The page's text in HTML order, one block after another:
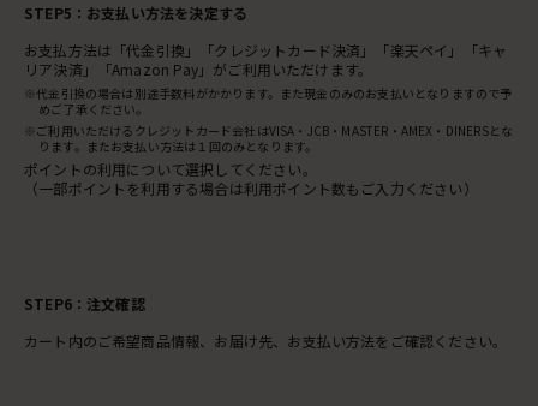
STEP5：お支払い方法を決定する
お支払方法は「代金引換」「クレジットカード決済」「楽天ペイ」「キャ
リア決済」「Amazon Pay」がご利用いただけます。
※代金引換の場合は別途手数料がかかります。また現金のみのお支払いとなりますので予
めご了承ください。
※ご利用いただけるクレジットカード会社はVISA・JCB・MASTER・AMEX・DINERSとな
ります。またお支払い方法は１回のみとなります。
ポイントの利用について選択してください。
（一部ポイントを利用する場合は利用ポイント数もご入力ください）
STEP6：注文確認
カート内のご希望商品情報、お届け先、お支払い方法をご確認ください。